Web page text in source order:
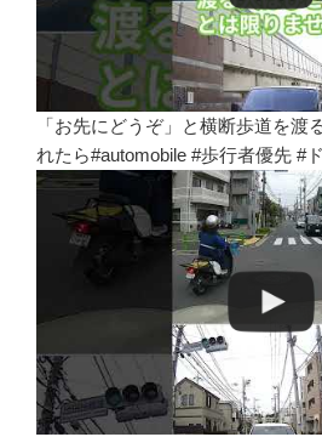
「お先にどうぞ」と横断歩道を渡
れたら#automobile #歩行者優先 #